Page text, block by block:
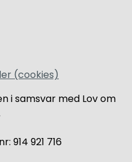
(cookies)
i samsvar med Lov om
914 921 716